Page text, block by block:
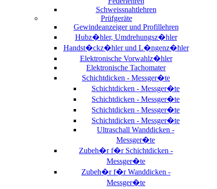
Schweissnahtlehren
Prüfgeräte
Gewindeanzeiger und Profillehren
Hubz�hler, Umdrehungsz�hler
Handst�ckz�hler und L�ngenz�hler
Elektronische Vorwahlz�hler
Elektronische Tachomater
Schichtdicken - Messger�te
Schichtdicken - Messger�te
Schichtdicken - Messger�te
Schichtdicken - Messger�te
Schichtdicken - Messger�te
Ultraschall Wanddicken -
Messger�te
Zubeh�r f�r Schichtdicken -
Messger�te
Zubeh�r f�r Wanddicken -
Messger�te